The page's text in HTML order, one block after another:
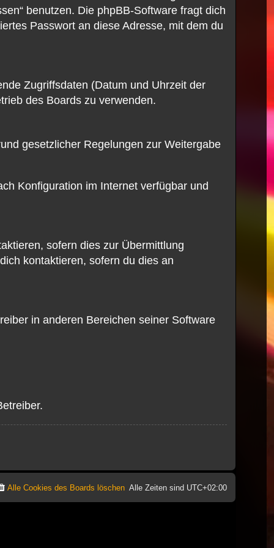
benutzen. Die phpBB-Software fragt dich
Passwort an diese Adresse, mit dem du
Zugriffsdaten (Datum und Uhrzeit der
des Boards zu verwenden.
gesetzlicher Regelungen zur Weitergabe
Konfiguration im Internet verfügbar und
sofern dies zur Übermittlung
kontaktieren, sofern du dies an
in anderen Bereichen seiner Software
Alle Zeiten sind UTC+02:00
Alle Cookies des Boards löschen